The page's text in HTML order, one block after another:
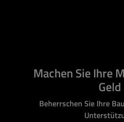
Machen Sie Ihre
Geld
Beherrschen Sie Ihre